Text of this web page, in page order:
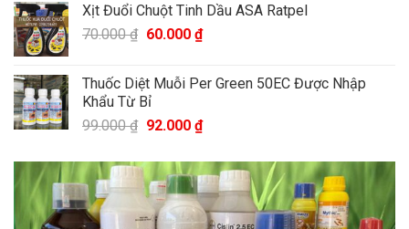
Xịt Đuổi Chuột Tinh Dầu ASA Ratpel
70.000₫ 60.000 ₫
Thuốc Diệt Muỗi Per Green 50EC Được Nhập
Khẩu Từ Bỉ
99.000₫ 92.000 ₫